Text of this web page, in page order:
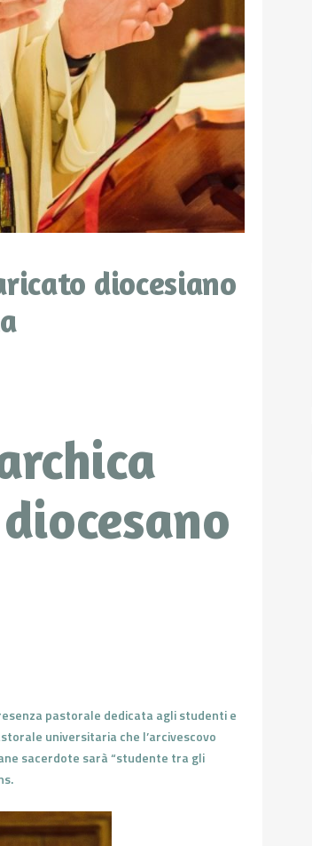
diocesiano
pastorale dedicata agli studenti e
universitaria che l’arcivescovo
sacerdote sarà “studente tra gli